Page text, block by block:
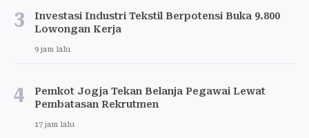
3
Investasi Industri Tekstil Berpotensi Buka 9.800
Lowongan Kerja
9 jam lalu
4
Pemkot Jogja Tekan Belanja Pegawai Lewat
Pembatasan Rekrutmen
17 jam lalu